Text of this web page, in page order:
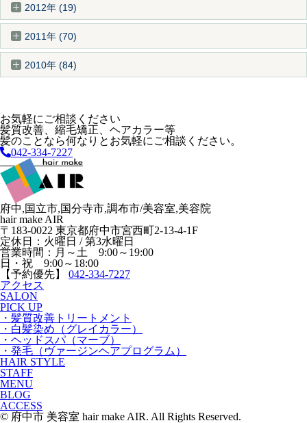
2012年 (19)
2011年 (70)
2010年 (84)
お気軽にご相談ください
髪質改善、縮毛矯正、ヘアカラー等
髪のことなら何なりとお気軽にご相談ください。
042-334-7227
府中,国立市,国分寺市,調布市/美容室,美容院
hair make AIR
〒183-0022 東京都府中市宮西町2-13-4-1F
定休日：火曜日 / 第3水曜日
営業時間：月～土 9:00～19:00
日・祝 9:00～18:00
【予約優先】 042-334-7227
アクセス
SALON
PICK UP
・髪質改善トリートメント
・白髪染め（グレイカラー）
・ヘッドスパ（マーブ）
・発毛（ヴァージンヘアプログラム）
HAIR STYLE
STAFF
MENU
BLOG
ACCESS
© 府中市 美容室 hair make AIR. All Rights Reserved.